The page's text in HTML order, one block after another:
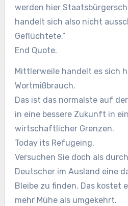
werden hier
handelt sich also nicht
Geflüchtete.“
End Quote.
Mittlerweile handelt es sich
Wortmißbrauch.
Das ist das normalste auf
in eine bessere Zukunft in
wirtschaftlicher Grenzen.
Today its Refugeing.
Versuchen Sie doch als
Deutscher im Ausland eine
Bleibe zu finden. Das kostet
mehr Mühe als umgekehrt.